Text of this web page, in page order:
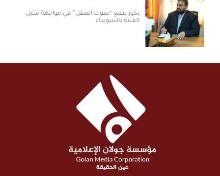
بكور يضع “صوت العقل” في مواجهة فتيل
الفتنة بالسويداء